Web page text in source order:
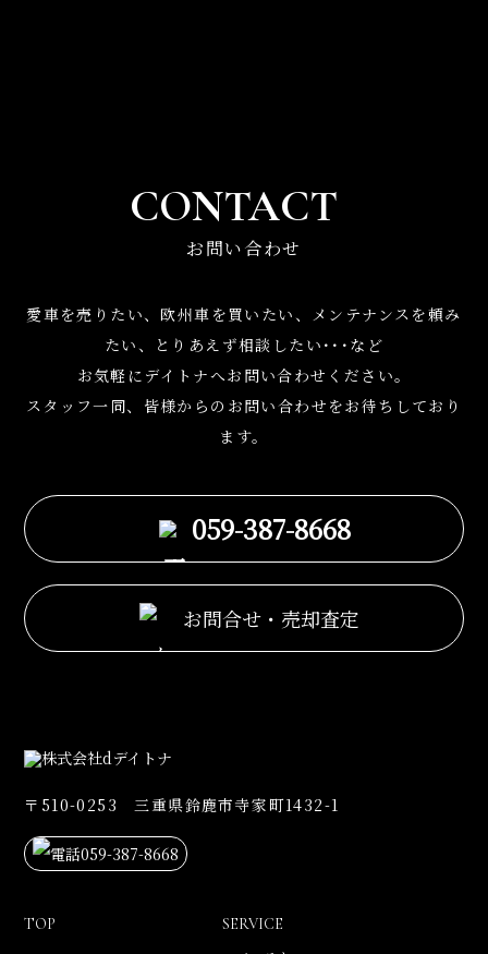
CONTACT
お問い合わせ
愛車を売りたい、欧州車を買いたい、メンテナンスを頼み
たい、
とりあえず相談したい･･･など
お気軽にデイトナへお問い合わせください。
スタッフ一同、皆様からのお問い合わせをお待ちしており
ます。
059-387-8668
お問合せ・売却査定
〒510-0253 三重県鈴鹿市寺家町1432-1
059-387-8668
TOP
SERVICE